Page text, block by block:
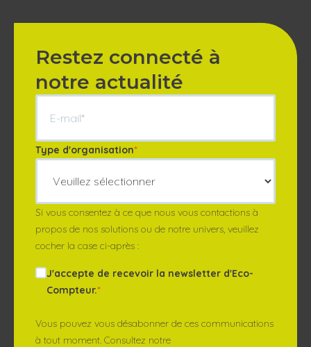
Restez connecté à
notre actualité
Type d'organisation*
Si vous consentez à ce que nous vous contactions à
propos de nos solutions ou de notre univers, veuillez
cocher la case ci-après :
J'accepte de recevoir la newsletter d'Eco-
Compteur.*
Vous pouvez vous désabonner de ces communications
à tout moment. Consultez notre